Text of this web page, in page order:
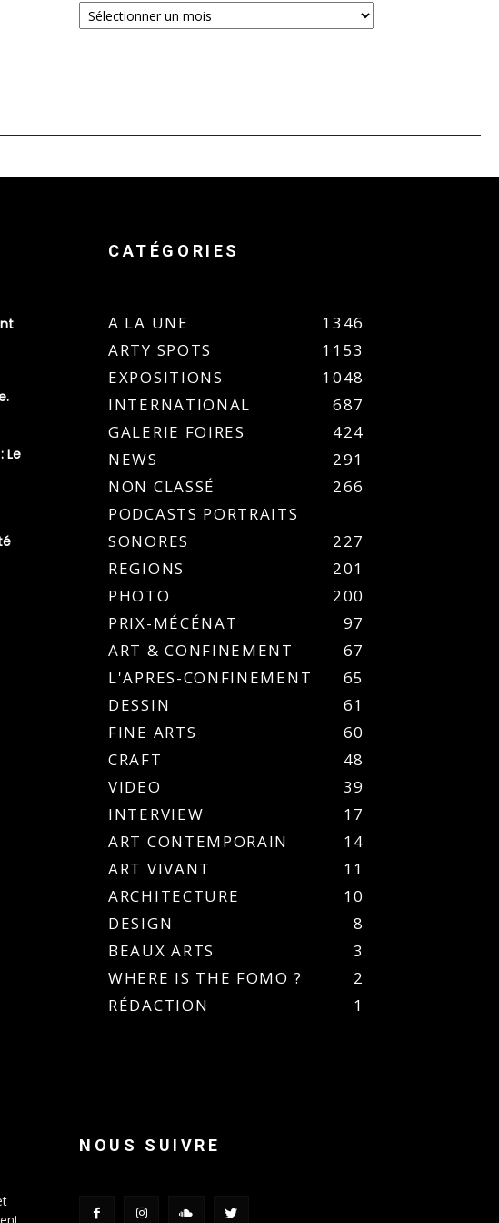
Le
CATÉGORIES
A LA UNE
1346
ARTY SPOTS
1153
EXPOSITIONS
1048
INTERNATIONAL
687
GALERIE FOIRES
424
NEWS
291
NON CLASSÉ
266
PODCASTS PORTRAITS
SONORES
227
REGIONS
201
PHOTO
200
PRIX-MÉCÉNAT
97
ART & CONFINEMENT
67
L'APRES-CONFINEMENT
65
DESSIN
61
FINE ARTS
60
CRAFT
48
VIDEO
39
INTERVIEW
17
ART CONTEMPORAIN
14
ART VIVANT
11
ARCHITECTURE
10
DESIGN
8
BEAUX ARTS
3
WHERE IS THE FOMO ?
2
RÉDACTION
1
NOUS SUIVRE